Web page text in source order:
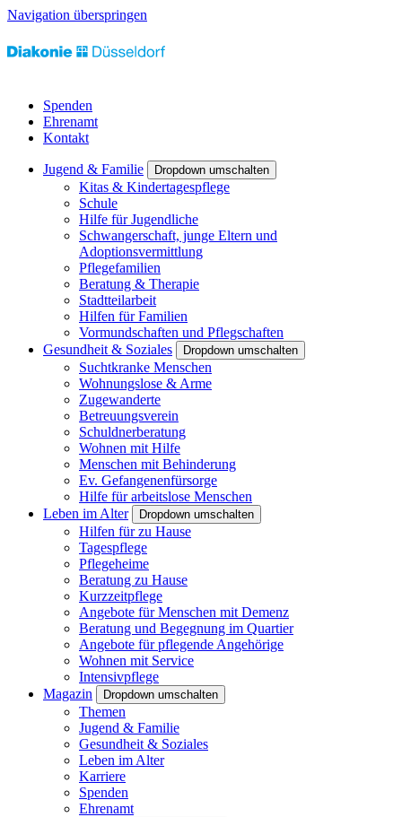
Navigation überspringen
Spenden
Ehrenamt
Kontakt
Jugend & Familie Dropdown umschalten
Kitas & Kindertagespflege
Schule
Hilfe für Jugendliche
Schwangerschaft, junge Eltern und
Adoptionsvermittlung
Pflegefamilien
Beratung & Therapie
Stadtteilarbeit
Hilfen für Familien
Vormundschaften und Pflegschaften
Gesundheit & Soziales
Dropdown umschalten
Suchtkranke Menschen
Wohnungslose & Arme
Zugewanderte
Betreuungsverein
Schuldnerberatung
Wohnen mit Hilfe
Menschen mit Behinderung
Ev. Gefangenenfürsorge
Hilfe für arbeitslose Menschen
Leben im Alter
Dropdown umschalten
Hilfen für zu Hause
Tagespflege
Pflegeheime
Beratung zu Hause
Kurzzeitpflege
Angebote für Menschen mit Demenz
Beratung und Begegnung im Quartier
Angebote für pflegende Angehörige
Wohnen mit Service
Intensivpflege
Magazin
Dropdown umschalten
Themen
Jugend & Familie
Gesundheit & Soziales
Leben im Alter
Karriere
Spenden
Ehrenamt